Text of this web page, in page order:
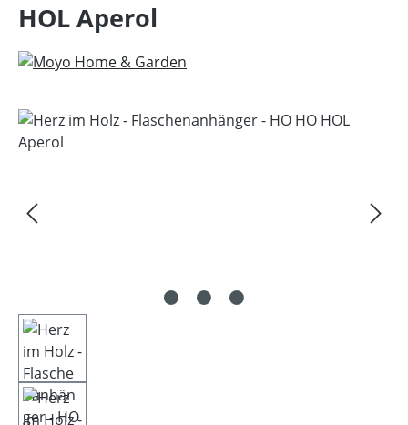
HOL Aperol
Bildergalerie überspringen